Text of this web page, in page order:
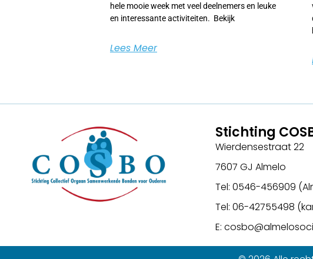
hele mooie week met veel deelnemers en leuke
en interessante activiteiten. Bekijk
Lees Meer
Stichting
Wierdensestraat 22
7607 GJ Almelo
Tel: 0546-456909
Tel: 06-42755498
E: